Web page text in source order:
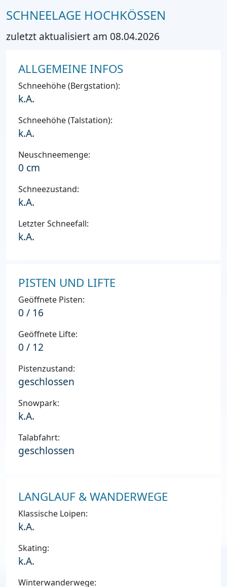
SCHNEELAGE HOCHKÖSSEN
zuletzt aktualisiert am 08.04.2026
ALLGEMEINE INFOS
Schneehöhe (Bergstation):
k.A.
Schneehöhe (Talstation):
k.A.
Neuschneemenge:
0 cm
Schneezustand:
k.A.
Letzter Schneefall:
k.A.
PISTEN UND LIFTE
Geöffnete Pisten:
0 / 16
Geöffnete Lifte:
0 / 12
Pistenzustand:
geschlossen
Snowpark:
k.A.
Talabfahrt:
geschlossen
LANGLAUF & WANDERWEGE
Klassische Loipen:
k.A.
Skating:
k.A.
Winterwanderwege: